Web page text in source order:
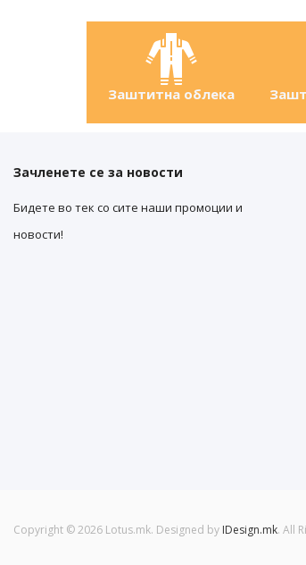
Заштитна облека
Зачленете се за новости
Бидете во тек со сите наши промоции и
новости!
Copyright © 2026 Lotus.mk. Designed by IDesign.mk. All